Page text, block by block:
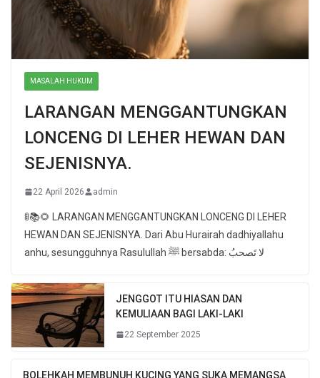
MASALAH HUKUM
LARANGAN MENGGANTUNGKAN
LONCENG DI LEHER HEWAN DAN
SEJENISNYA.
22 April 2026 admin
🚦📚🌻 LARANGAN MENGGANTUNGKAN LONCENG DI LEHER
HEWAN DAN SEJENISNYA. Dari Abu Hurairah dadhiyallahu
anhu, sesungguhnya Rasulullah ﷺ bersabda: لا تَصحبُ
JENGGOT ITU HIASAN DAN
KEMULIAAN BAGI LAKI-LAKI
22 September 2025
BOLEHKAH MEMBUNUH KUCING YANG SUKA MEMANGSA